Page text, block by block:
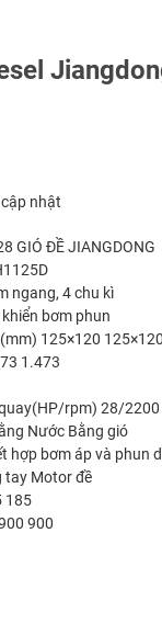
nhật
GIÓ ĐỀ JIANGDONG
ngang, 4 chu kì
bơm phun
125×120 125×120
1.473
rpm) 28/
Nước Bằng gió
hợp bơm áp và phun
tay Motor đề
185
900